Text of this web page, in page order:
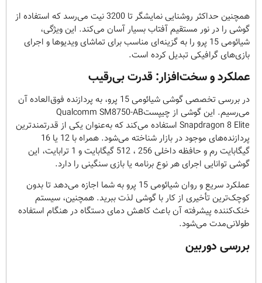
همچنین حداکثر روشنایی نمایشگر تا 3200 نیت می‌رسد که استفاده از
گوشی را در نور مستقیم آفتاب بسیار آسان می‌کند. این ویژگی،
شیائومی 15 پرو را به گزینه‌ای مناسب برای تماشای ویدیوها و اجرای
بازی‌های گرافیکی تبدیل کرده است.
عملکرد و سخت‌افزار: قدرت بی‌رقیب
در بررسی تخصصی گوشی شیائومی 15 پرو، به پردازنده فوق‌العاده آن
می‌رسیم. این گوشی از چیپستQualcomm SM8750-AB
Snapdragon 8 Elite استفاده می‌کند که به‌عنوان یکی از قدرتمندترین
پردازنده‌های موجود در بازار شناخته می‌شود. همراه با 12 یا 16
گیگابایت رم و حافظه داخلی 256 ، 512 گیگابایت و 1 ترابایت، این
گوشی توانایی اجرای هر نوع برنامه یا بازی سنگینی را دارد.
عملکرد سریع و روان شیائومی 15 پرو به شما اجازه می‌دهد تا بدون
کوچک‌ترین تأخیری از کار با گوشی لذت ببرید. همچنین، سیستم
خنک‌کننده پیشرفته آن باعث کاهش دمای دستگاه در هنگام استفاده
طولانی‌مدت می‌شود.
بررسی دوربین